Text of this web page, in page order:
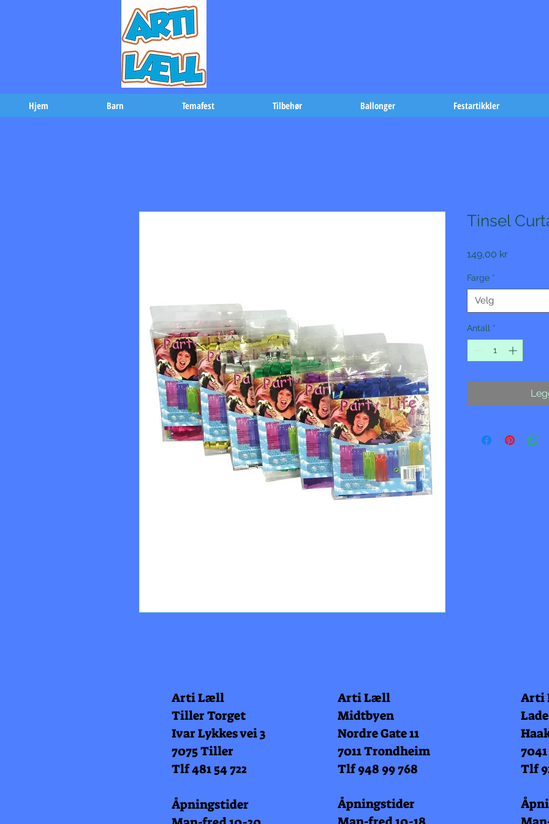
Hjem Barn Temafest Tilbehør Ballonger Festartikkler
Tinsel
149,00 krPris
Farge *
Velg
Antall *
Arti Læll
Tiller Torget
Ivar Lykkes vei 3
7075 Tiller
Tlf 481 54 722
Åpningstider
Arti Læll
Midtbyen
Nordre Gate 11
7011 Trondheim
Tlf 948 99 768
Åpningstider
Arti
Tlf